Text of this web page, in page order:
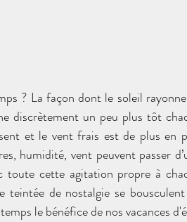
? La façon dont le soleil
discrètement un peu plus tôt
et le vent frais est de plus en
humidité, vent peuvent passer
toute cette agitation propre à
teintée de nostalgie se
le bénéfice de nos vacances